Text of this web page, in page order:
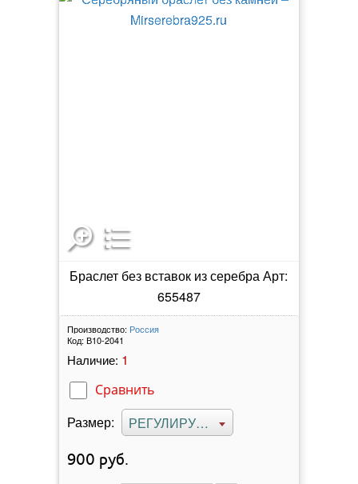
Браслет без вставок из серебра Арт:
655487
Производство: Россия
Код: В10-2041
Наличие: 1
Сравнить
Размер: РЕГУЛИРУЕМЫЙ
900 руб.